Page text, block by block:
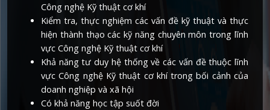
Công nghệ Kỹ thuật cơ khí
Kiểm tra, thực nghiệm các vấn đề kỹ thuật và thực
hiện thành thạo các kỹ năng chuyên môn trong lĩnh
vực Công nghệ Kỹ thuật cơ khí
Khả năng tư duy hệ thống về các vấn đề thuộc lĩnh
vực Công nghệ Kỹ thuật cơ khí trong bối cảnh của
doanh nghiệp và xã hội
Có khả năng học tập suốt đời